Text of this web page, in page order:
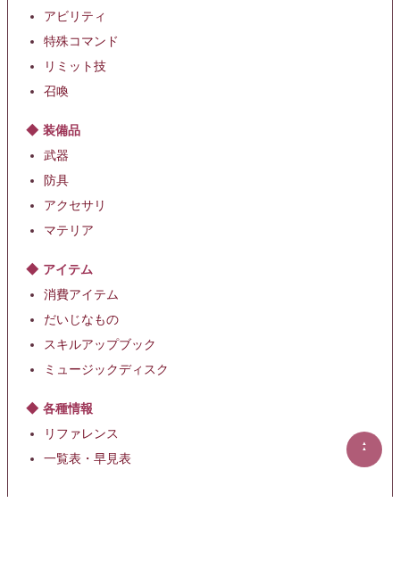
アビリティ
特殊コマンド
リミット技
召喚
装備品
武器
防具
アクセサリ
マテリア
アイテム
消費アイテム
だいじなもの
スキルアップブック
ミュージックディスク
各種情報
リファレンス
一覧表・早見表
▲
▲